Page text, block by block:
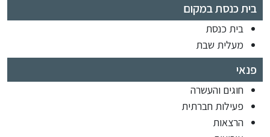
בית כנסת במקום
בית כנסת
מעלית שבת
פנאי
חוגים והעשרה
פעילות חברתית
הרצאות